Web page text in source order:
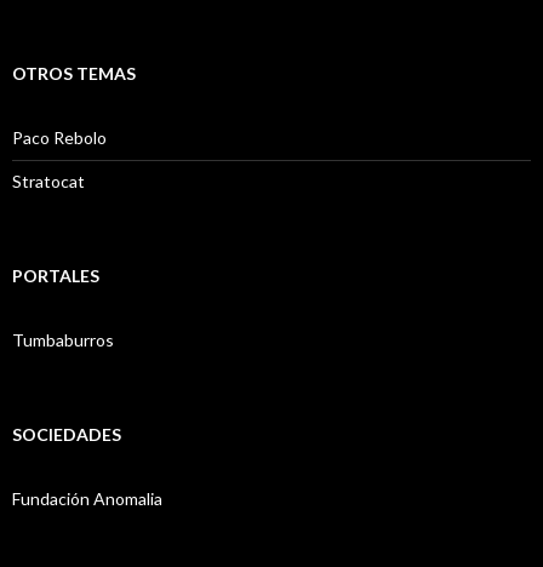
OTROS TEMAS
Paco Rebolo
Stratocat
PORTALES
Tumbaburros
SOCIEDADES
Fundación Anomalia